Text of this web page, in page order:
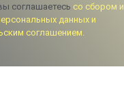
соглашаетесь со сбором и
данных и
соглашением.